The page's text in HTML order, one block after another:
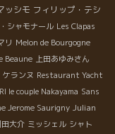
ッシモ フィリップ・テシ
シャモナール Les Clapas
リ Melon de Bourgogne
Beaune 上田あゆみさん
ケランヌ Restaurant Yacht
le couple Nakayama Sans
Jerome Saurigny Julian
大介 ミッシェル シャト